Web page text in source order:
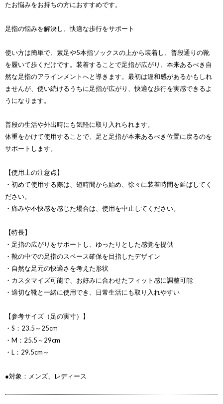
たお悩みをお持ちの方におすすめです。
足指の悩みを解決し、快適な歩行をサポート
使い方は簡単で、素足や5本指ソックスの上から装着し、普段通りの靴
を履いて歩くだけです。装着することで足指が広がり、本来あるべき自
然な足指のアラインメントへと導きます。最初は違和感があるかもしれ
ませんが、使い続けるうちに足指が広がり、快適な歩行を実感できるよ
うになります。
普段の生活や外出時にも気軽に取り入れられます。
体重をかけて使用することで、足と足指が本来あるべき位置に戻るのを
サポートします。
【使用上の注意点】
・初めて使用する際は、短時間から始め、徐々に装着時間を延ばしてく
ださい。
・痛みや不快感を感じた場合は、使用を中止してください。
【特長】
・足指の広がりをサポートし、ゆったりとした感覚を提供
・靴の中での足指のスペース確保を目指したデザイン
・自然な足元の快適さを考えた形状
・カスタマイズ可能で、お好みに合わせたフィット感に調整可能
・適切な靴と一緒に使用でき、日常生活にも取り入れやすい
【参考サイズ（足の実寸）】
・S：23.5～25cm
・M：25.5～29cm
・L：29.5cm～
●対象：メンズ、レディース